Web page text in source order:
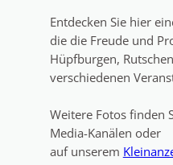
Entdecken Sie hier
die die Freude und
Hüpfburgen,
verschiedenen
Weitere Fotos finden
Media-Kanälen oder
auf unserem